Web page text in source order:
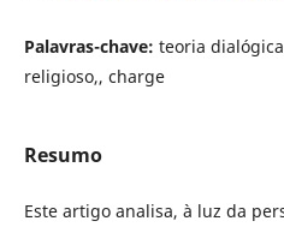
Palavras-chave: teoria
religioso,, charge
Resumo
Este artigo analisa, à luz da